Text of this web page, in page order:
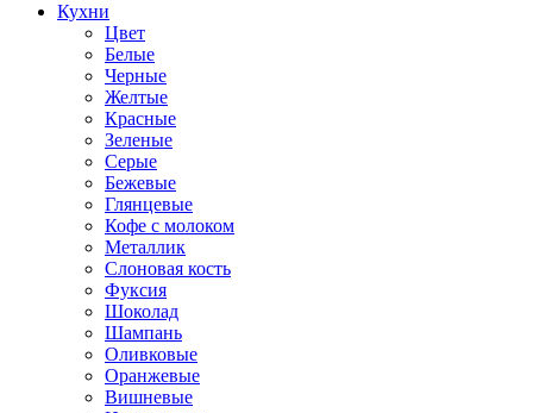
Кухни
Цвет
Белые
Черные
Желтые
Красные
Зеленые
Серые
Бежевые
Глянцевые
Кофе с молоком
Металлик
Слоновая кость
Фуксия
Шоколад
Шампань
Оливковые
Оранжевые
Вишневые